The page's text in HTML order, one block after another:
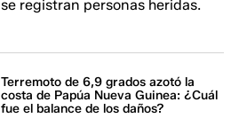
se registran personas heridas.
Terremoto de 6,9 grados azotó la
costa de Papúa Nueva Guinea: ¿Cuál
fue el balance de los daños?